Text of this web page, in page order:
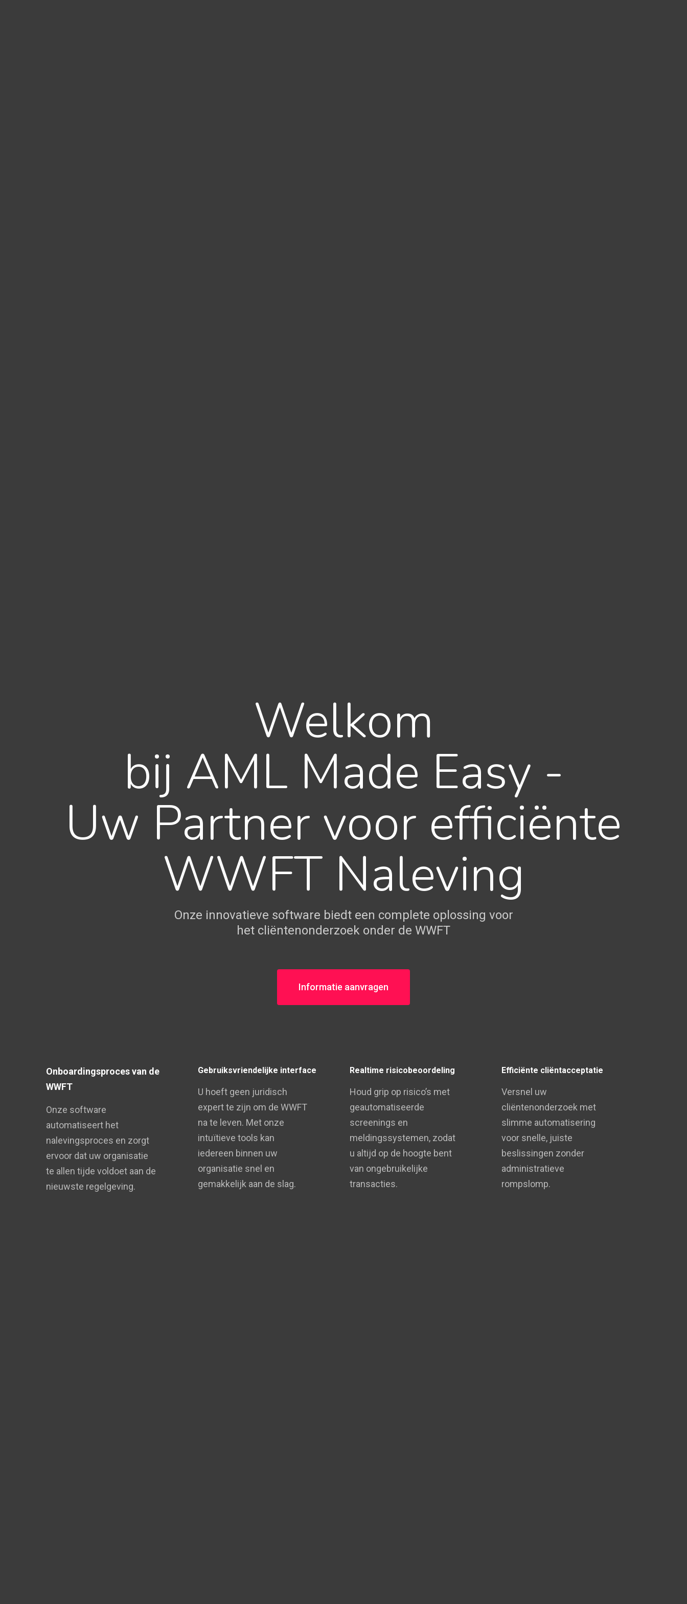
Welkom
bij AML Made Easy -
Uw Partner voor efficiënte
WWFT Naleving
Onze innovatieve software biedt een complete oplossing voor
het cliëntenonderzoek onder de WWFT
Informatie aanvragen
Onboardingsproces van de
WWFT
Onze software
automatiseert het
nalevingsproces en zorgt
ervoor dat uw organisatie
te allen tijde voldoet aan de
nieuwste regelgeving.
Gebruiksvriendelijke interface
U hoeft geen juridisch
expert te zijn om de WWFT
na te leven. Met onze
intuïtieve tools kan
iedereen binnen uw
organisatie snel en
gemakkelijk aan de slag.
Realtime risicobeoordeling
Houd grip op risico’s met
geautomatiseerde
screenings en
meldingssystemen, zodat
u altijd op de hoogte bent
van ongebruikelijke
transacties.
Efficiënte cliëntacceptatie
Versnel uw
cliëntenonderzoek met
slimme automatisering
voor snelle, juiste
beslissingen zonder
administratieve
rompslomp.